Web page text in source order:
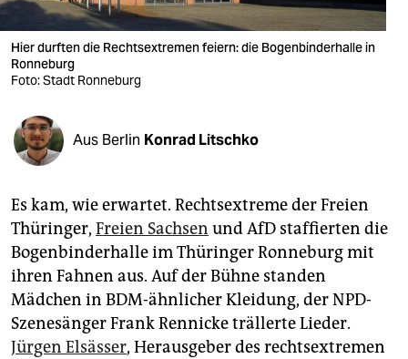
verlag
veranstaltungen
shop
fragen & hilfe
unterstützen
genossenschaft
epaper login
Hier durften die Rechtsextremen feiern: die Bogenbinderhalle in
Ronneburg
Foto: Stadt Ronneburg
Aus Berlin Konrad Litschko
Es kam, wie erwartet. Rechtsextreme der Freien
Thüringer, Freien Sachsen und AfD staffierten die
Bogenbinderhalle im Thüringer Ronneburg mit
ihren Fahnen aus. Auf der Bühne standen
Mädchen in BDM-ähnlicher Kleidung, der NPD-
Szenesänger Frank Rennicke trällerte Lieder.
Jürgen Elsässer, Herausgeber des rechtsextremen